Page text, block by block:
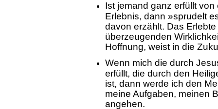
Ist jemand ganz erfüllt
Erlebnis, dann »sprudelt
davon erzählt. Das
überzeugenden
Hoffnung, weist in die
Wenn mich die durch
erfüllt, die durch den
ist, dann werde ich den
meine Aufgaben, meinen
angehen.